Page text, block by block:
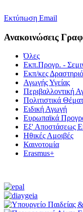
Εκτύπωση Email
Ανακοινώσεις
Όλες
Εκπ.Προγρ. -
Εκπ/κες
Αγωγής Υγείας
Περιβαλλοντική
Πολιτιστικά
Ειδική Αγωγή
Ευρωπαϊκά
Εξ' Αποστάσεως
Ηθικές Αμοιβές
Καινοτομία
Erasmus+